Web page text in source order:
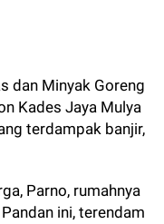
dan Minyak Goreng
Kades Jaya Mulya
terdampak banjir,
Parno, rumahnya
ini, terendam